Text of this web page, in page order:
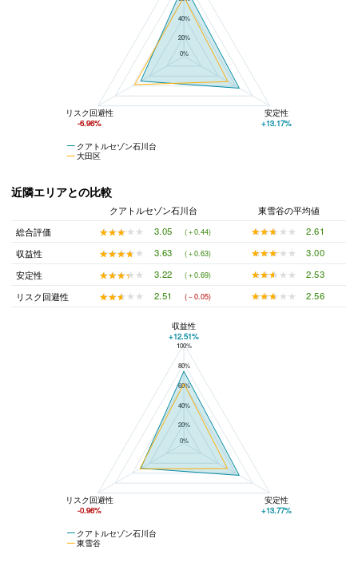
40%
20%
0%
クアトルセゾン石川台
大田区
リスク回避性
-6.96%
安定性
+13.17%
近隣エリアとの比較
クアトルセゾン石川台
東雪谷の平均値
総合評価
★★★★★
★★★★★ 3.05 (＋0.44) ★★★★★
★★★★★
2.61
収益性
★★★★★
★★★★★ 3.63 (＋0.63) ★★★★★
★★★★★
3.00
安定性
★★★★★
★★★★★ 3.22 (＋0.69) ★★★★★
★★★★★
2.53
リスク回避性
★★★★★
★★★★★ 2.51 (－0.05) ★★★★★
★★★★★ 2.56
クアトルセゾン石川台と東雪谷の平均値の総合評価の比較
100%
80%
60%
40%
20%
0%
クアトルセゾン石川台
東雪谷
収益性
+12.51%
リスク回避性
-0.96%
安定性
+13.77%